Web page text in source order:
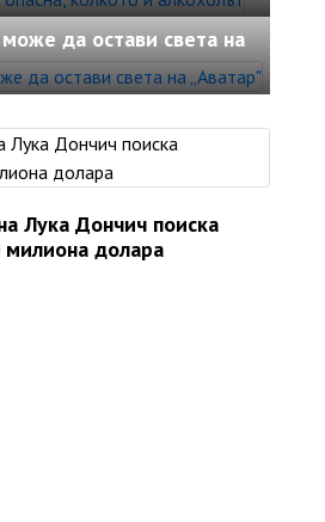
да остави света на
Лука Дончич поиска
долара